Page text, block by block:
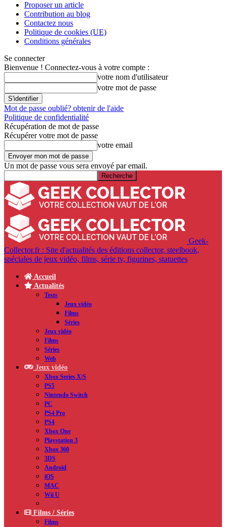
Proposer un article
Contribution au blog
Contactez nous
Politique de cookies (UE)
Conditions générales
Se connecter
Bienvenue ! Connectez-vous à votre compte :
votre nom d'utilisateur
votre mot de passe
Mot de passe oublié? obtenir de l'aide
Politique de confidentialité
Récupération de mot de passe
Récupérer votre mot de passe
votre email
Un mot de passe vous sera envoyé par email.
Geek-
Collector.fr : Site d'actualités des éditions collector, steelbook,
spéciales de jeux vidéo, films, série tv, figurines, statuettes
Accueil
Actualités
Tests
Jeux vidéo
Films
Séries
Jeux vidéo
Films
Séries
Web
Jeux vidéo
Xbox Series X|S
PS5
Nintendo Switch
PC
PS4 Pro
PS4
Xbox One
Playstation 3
Xbox 360
3DS
Androïd
iOS
MAC
Wii U
Films / Séries
Films